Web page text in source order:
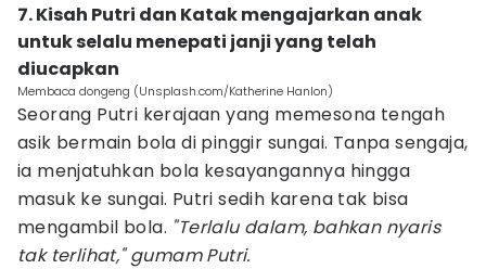
7. Kisah Putri dan Katak mengajarkan anak
untuk selalu menepati janji yang telah
diucapkan
Membaca dongeng (Unsplash.com/Katherine Hanlon)
Seorang Putri kerajaan yang memesona tengah
asik bermain bola di pinggir sungai. Tanpa sengaja,
ia menjatuhkan bola kesayangannya hingga
masuk ke sungai. Putri sedih karena tak bisa
mengambil bola. "Terlalu dalam, bahkan nyaris
tak terlihat," gumam Putri.